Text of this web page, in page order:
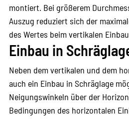
montiert. Bei größerem
Auszug reduziert sich der
des Wertes beim vertikalen
Einbau in
Neben dem vertikalen und dem
auch ein Einbau in Schräglage
Neigungswinkeln über der
Bedingungen des horizontalen